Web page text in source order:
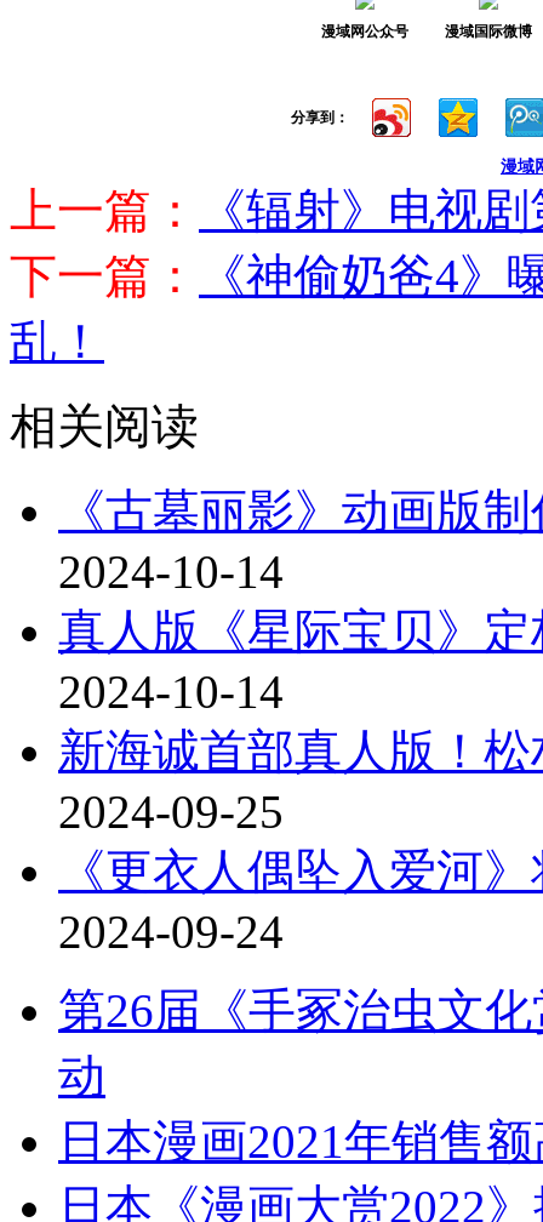
漫域网公众号 漫域国际微博
分享到：
漫域
上一篇：
《辐射》电视
下一篇：
《神偷奶爸4》
乱！
相关阅读
《古墓丽影》动画版
2024-10-14
真人版《星际宝贝》
2024-10-14
新海诚首部真人版！
2024-09-25
《更衣人偶坠入爱河
2024-09-24
第26届《手冢治虫文
动
日本漫画2021年销售
日本《漫画大赏2022